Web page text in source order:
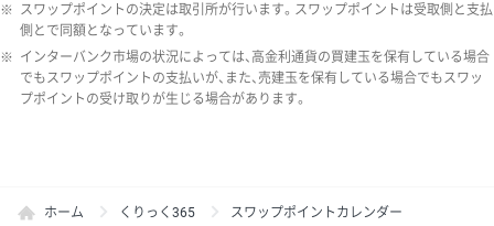
※ スワップポイントの決定は取引所が行います。スワップポイントは受取側と支払
側とで同額となっています。
※ インターバンク市場の状況によっては、高金利通貨の買建玉を保有している場合
でもスワップポイントの支払いが、また、売建玉を保有している場合でもスワッ
プポイントの受け取りが生じる場合があります。
ホーム くりっく365 スワップポイントカレンダー